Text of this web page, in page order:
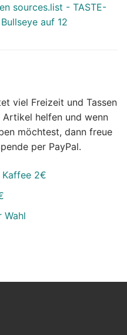
sources.list - TASTE-
auf 12
viel Freizeit und Tassen
Artikel helfen und wenn
möchtest, dann freue
per PayPal.
Kaffee 2€
Wahl